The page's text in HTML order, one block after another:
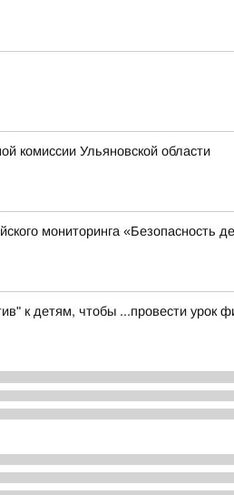
комиссии Ульяновской области
мониторинга «Безопасность
к детям, чтобы ...провести урок